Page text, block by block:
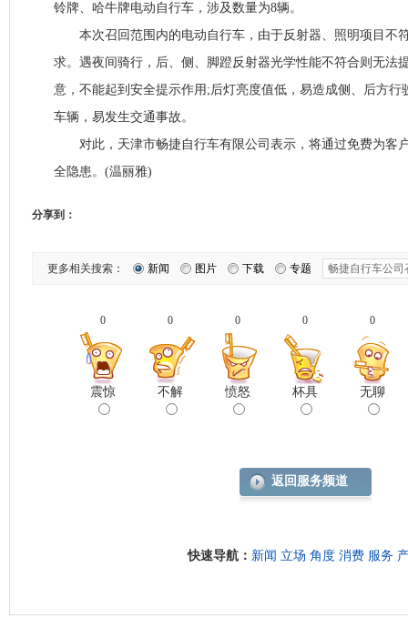
铃牌、哈牛牌电动自行车，涉及数量为8辆。
本次召回范围内的电动自行车，由于反射器、照明项目不符
求。遇夜间骑行，后、侧、脚蹬反射器光学性能不符合则无法
意，不能起到安全提示作用;后灯亮度值低，易造成侧、后方行
车辆，易发生交通事故。
对此，天津市畅捷自行车有限公司表示，将通过免费为客
全隐患。(温丽雅)
分享到：
更多相关搜索： 新闻 图片 下载 专题
0
震惊
0
不解
0
愤怒
0
杯具
0
无聊
返回服务频道
快速导航： 新闻 立场 角度 消费 服务